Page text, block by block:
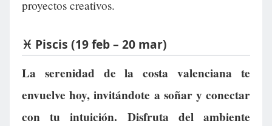
proyectos creativos.
♓ Piscis (19 feb – 20 mar)
La serenidad de la costa valenciana te
envuelve hoy, invitándote a soñar y conectar
con tu intuición. Disfruta del ambiente